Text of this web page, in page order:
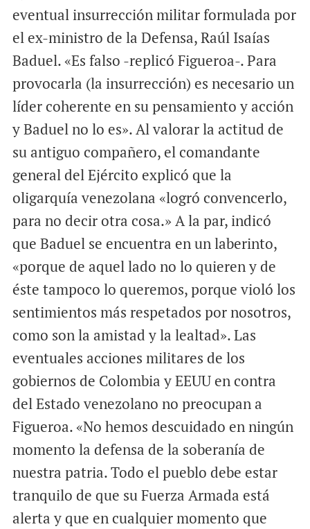
eventual insurrección militar formulada por
el ex-ministro de la Defensa, Raúl Isaías
Baduel. «Es falso -replicó Figueroa-. Para
provocarla (la insurrección) es necesario un
líder coherente en su pensamiento y acción
y Baduel no lo es». Al valorar la actitud de
su antiguo compañero, el comandante
general del Ejército explicó que la
oligarquía venezolana «logró convencerlo,
para no decir otra cosa.» A la par, indicó
que Baduel se encuentra en un laberinto,
«porque de aquel lado no lo quieren y de
éste tampoco lo queremos, porque violó los
sentimientos más respetados por nosotros,
como son la amistad y la lealtad». Las
eventuales acciones militares de los
gobiernos de Colombia y EEUU en contra
del Estado venezolano no preocupan a
Figueroa. «No hemos descuidado en ningún
momento la defensa de la soberanía de
nuestra patria. Todo el pueblo debe estar
tranquilo de que su Fuerza Armada está
alerta y que en cualquier momento que